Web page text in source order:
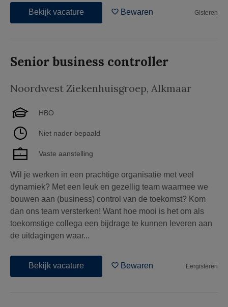
Bekijk vacature Bewaren Gisteren
Senior business controller
Noordwest Ziekenhuisgroep, Alkmaar
HBO
Niet nader bepaald
Vaste aanstelling
Wil je werken in een prachtige organisatie met veel
dynamiek? Met een leuk en gezellig team waarmee we
bouwen aan (business) control van de toekomst? Kom
dan ons team versterken! Want hoe mooi is het om als
toekomstige collega een bijdrage te kunnen leveren aan
de uitdagingen waar...
Bekijk vacature Bewaren Eergisteren